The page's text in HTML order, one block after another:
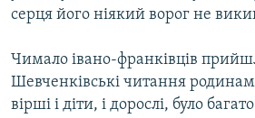
серця його ніякий ворог не
Чимало івано-франківців
Шевченківські читання
вірші і діти, і дорослі, було